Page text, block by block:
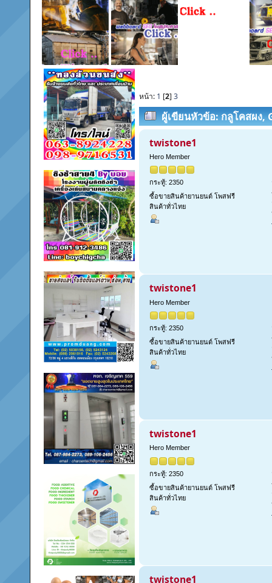
หน้า: 1 [2] 3
ผู้เขียนหัวข้อ: กลูโคสผง,
ผง, ผงแบะแซ, น้ำตาลกลูโค
twistone1
Hero Member
กระทู้: 2350
ซื้อขายสินค้ายานยนต์ โพสฟรี
สินค้าทั่วไทย
twistone1
Hero Member
กระทู้: 2350
ซื้อขายสินค้ายานยนต์ โพสฟรี
สินค้าทั่วไทย
twistone1
Hero Member
กระทู้: 2350
ซื้อขายสินค้ายานยนต์ โพสฟรี
สินค้าทั่วไทย
twistone1